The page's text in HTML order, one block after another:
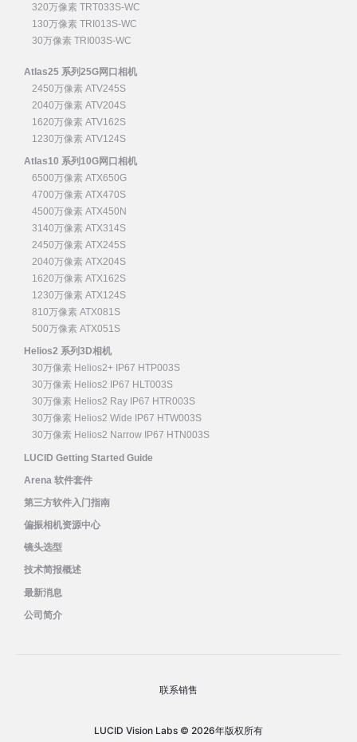
320万像素 TRT033S-WC
130万像素 TRI013S-WC
30万像素 TRI003S-WC
Atlas25 系列25G网口相机
2450万像素 ATV245S
2040万像素 ATV204S
1620万像素 ATV162S
1230万像素 ATV124S
Atlas10 系列10G网口相机
6500万像素 ATX650G
4700万像素 ATX470S
4500万像素 ATX450N
3140万像素 ATX314S
2450万像素 ATX245S
2040万像素 ATX204S
1620万像素 ATX162S
1230万像素 ATX124S
810万像素 ATX081S
500万像素 ATX051S
Helios2 系列3D相机
30万像素 Helios2+ IP67 HTP003S
30万像素 Helios2 IP67 HLT003S
30万像素 Helios2 Ray IP67 HTR003S
30万像素 Helios2 Wide IP67 HTW003S
30万像素 Helios2 Narrow IP67 HTN003S
LUCID Getting Started Guide
Arena 软件套件
第三方软件入门指南
偏振相机资源中心
镜头选型
技术简报概述
最新消息
公司简介
联系销售
LUCID Vision Labs © 2026年版权所有